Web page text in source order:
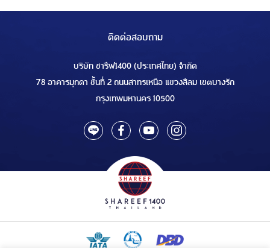
ติดต่อสอบถาม
บริษัท ชารีฟ1400 (ประเทศไทย) จำกัด
78 อาคารมุกดา ชั้นที่ 2 ถนนสาทรเหนือ แขวงสีลม เขตบางรัก
กรุงเทพมหานคร 10500